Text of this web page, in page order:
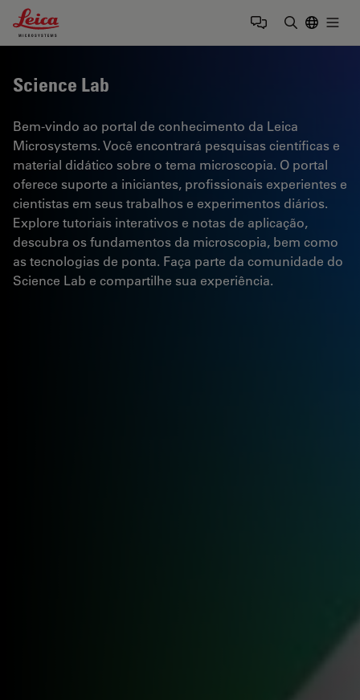
Leica Microsystems Logo
Science Lab
Bem-vindo ao portal de conhecimento da Leica
Microsystems. Você encontrará pesquisas científicas e
material didático sobre o tema microscopia. O portal
oferece suporte a iniciantes, profissionais experientes e
cientistas em seus trabalhos e experimentos diários.
Explore tutoriais interativos e notas de aplicação,
descubra os fundamentos da microscopia, bem como
as tecnologias de ponta. Faça parte da comunidade do
Science Lab e compartilhe sua experiência.